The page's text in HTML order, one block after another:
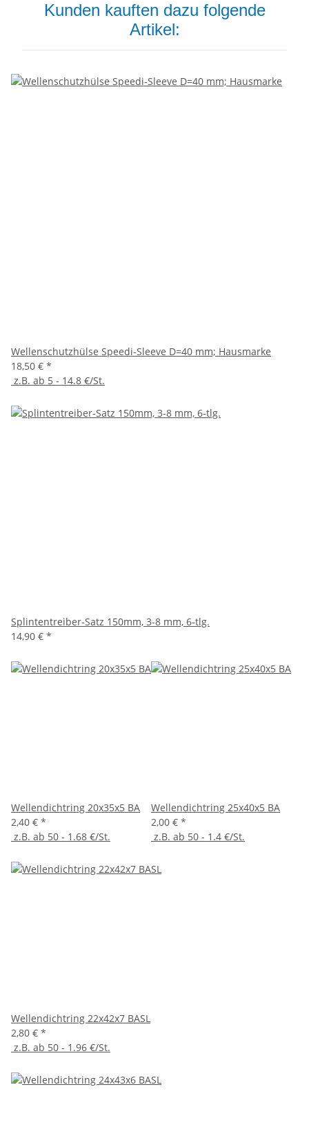
Kunden kauften dazu folgende
Artikel:
Wellenschutzhülse Speedi-Sleeve D=40 mm; Hausmarke
18,50 € *
z.B. ab 5 - 14.8 €/St.
Splintentreiber-Satz 150mm, 3-8 mm, 6-tlg.
14,90 € *
Wellendichtring 20x35x5 BA
2,40 € *
z.B. ab 50 - 1.68 €/St.
Wellendichtring 25x40x5 BA
2,00 € *
z.B. ab 50 - 1.4 €/St.
Wellendichtring 22x42x7 BASL
2,80 € *
z.B. ab 50 - 1.96 €/St.